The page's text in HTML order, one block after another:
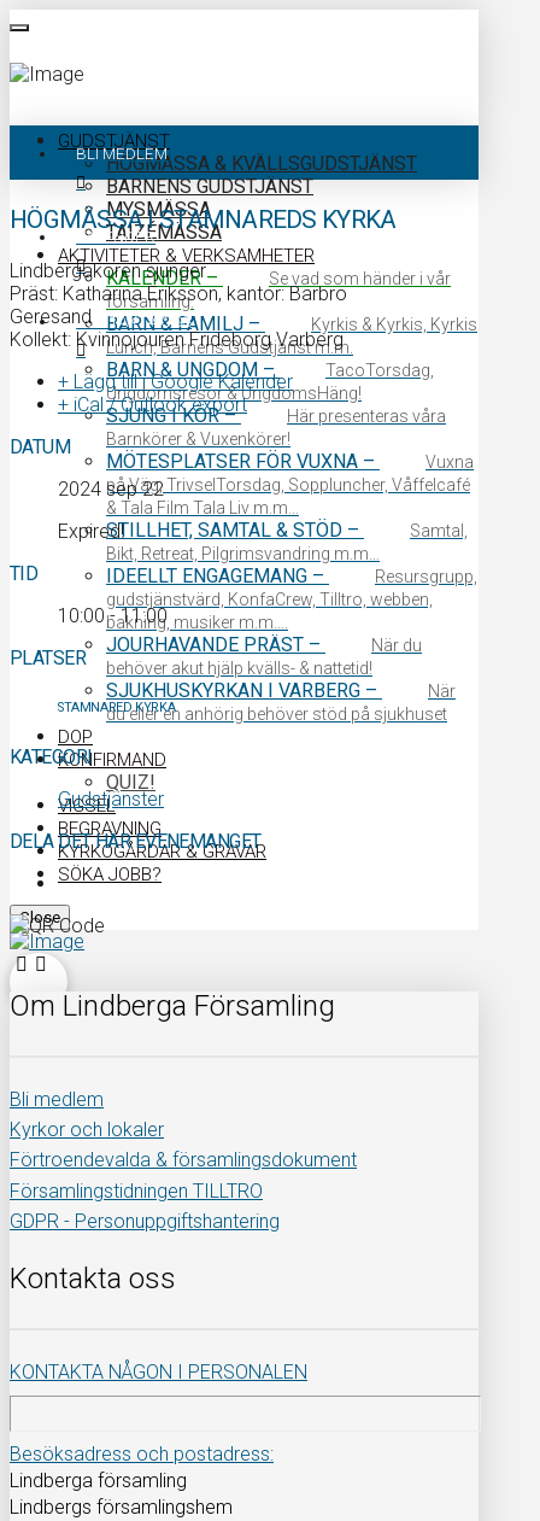
GUDSTJÄNST
HÖGMÄSSA & KVÄLLSGUDSTJÄNST
BARNENS GUDSTJÄNST
MYSMÄSSA
TAIZÉMÄSSA
AKTIVITETER & VERKSAMHETER
KALENDER–
Se vad som händer i vår
församling.
BARN & FAMILJ –
Kyrkis & Kyrkis, Kyrkis
Lunch, Barnens Gudstjänst m.m.
BARN & UNGDOM –
TacoTorsdag,
Ungdomsresor & UngdomsHäng!
SJUNG I KÖR–
Här presenteras våra
Barnkörer & Vuxenkörer!
MÖTESPLATSER FÖR VUXNA –
Vuxna
på Väg, TrivselTorsdag, Soppluncher, Våffelcafé
& Tala Film Tala Liv m.m…
STILLHET, SAMTAL & STÖD –
Samtal,
Bikt, Retreat, Pilgrimsvandring m.m…
IDEELLT ENGAGEMANG –
Resursgrupp,
gudstjänstvärd, KonfaCrew, Tilltro, webben,
bakning, musiker m.m….
JOURHAVANDE PRÄST –
När du
behöver akut hjälp kvälls- & nattetid!
SJUKHUSKYRKAN I VARBERG –
När
du eller en anhörig behöver stöd på sjukhuset
DOP
KONFIRMAND
QUIZ!
VIGSEL
BEGRAVNING
KYRKOGÅRDAR & GRAVAR
SÖKA JOBB?
Close
BLI MEDLEM
KALENDER
KONTAKTA OSS
HÖGMÄSSA I STAMNAREDS KYRKA
Lindbergakören sjunger
Präst: Katharina Eriksson, kantor: Barbro
Geresand
Kollekt: Kvinnojouren Frideborg Varberg
+ Lägg till i Google Kalender
+ iCal / Outlook export
DATUM
2024 sep 22
Expired!
TID
10:00 - 11:00
PLATSER
STAMNARED KYRKA
KATEGORI
Gudstjänster
DELA DET HÄR EVENEMANGET
Om Lindberga Församling
Bli medlem
Kyrkor och lokaler
Förtroendevalda & församlingsdokument
Församlingstidningen TILLTRO
GDPR - Personuppgiftshantering
Kontakta oss
KONTAKTA NÅGON I PERSONALEN
Besöksadress och postadress:
Lindberga församling
Lindbergs församlingshem